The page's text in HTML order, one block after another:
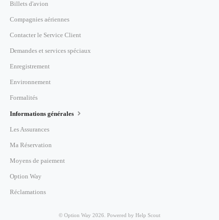
Billets d'avion
Compagnies aériennes
Contacter le Service Client
Demandes et services spéciaux
Enregistrement
Environnement
Formalités
Informations générales
Les Assurances
Ma Réservation
Moyens de paiement
Option Way
Réclamations
© Option Way 2026. Powered by Help Scout